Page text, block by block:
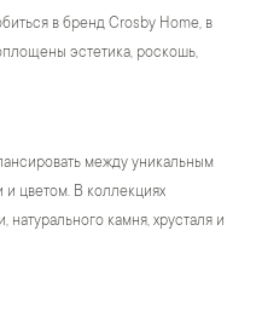
в бренд Crosby Home, в
эстетика, роскошь,
между уникальным
цветом. В коллекциях
камня, хрусталя и